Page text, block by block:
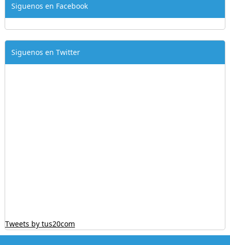
Siguenos en Facebook
Siguenos en Twitter
Tweets by tus20com